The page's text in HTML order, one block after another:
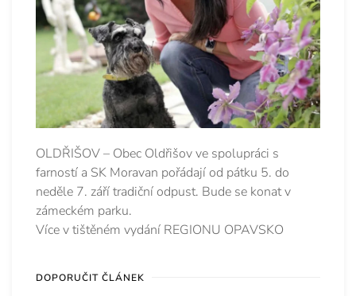
OLDŘIŠOV – Obec Oldřišov ve spolupráci s
farností a SK Moravan pořádají od pátku 5. do
neděle 7. září tradiční odpust. Bude se konat v
zámeckém parku.
Více v tištěném vydání REGIONU OPAVSKO
DOPORUČIT ČLÁNEK